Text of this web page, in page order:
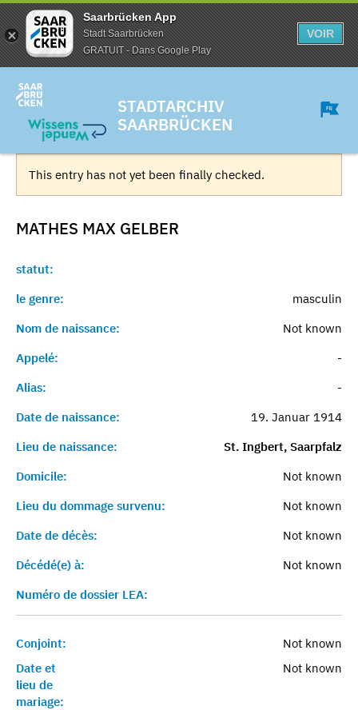
Saarbrücken App
Stadt Saarbrücken
GRATUIT - Dans Google Play
VOIR
STADTARCHIV
SAARBRÜCKEN
This entry has not yet been finally checked.
MATHES MAX GELBER
statut:
le genre:
masculin
Nom de naissance:
Not known
Appelé:
-
Alias:
-
Date de naissance:
19. Januar 1914
Lieu de naissance:
St. Ingbert, Saarpfalz
Domicile:
Not known
Lieu du dommage survenu:
Not known
Date de décès:
Not known
Décédé(e) à:
Not known
Numéro de dossier LEA:
Conjoint:
Not known
Date et
lieu de
mariage:
Not known